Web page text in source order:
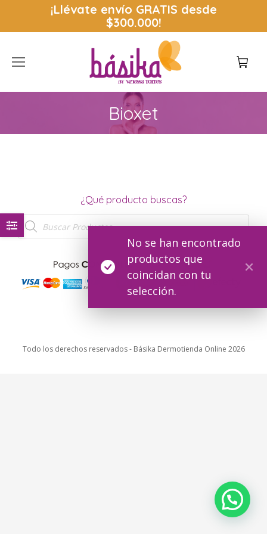
¡Llévate envío GRATIS desde
$300.000!
Bioxet
Estás aquí:
No se han encontrado
productos que
coincidan con tu
selección.
¿Qué producto buscas?
Búsqueda
de
productos
Todo los derechos reservados - Básika Dermotienda Online 2026